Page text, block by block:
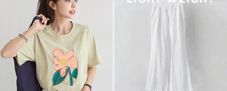
시즌오프 1+1 기획세트